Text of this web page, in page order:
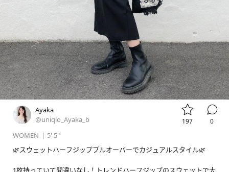
Ayaka
@uniqlo_Ayaka_b

197

0
WOMEN | 5' 5"
🌿スウェットハーフジッププルオーバーでカジュアルスタイル🌿
1枚持っていて間違いなし！トレンドハーフジップのスウェットで大